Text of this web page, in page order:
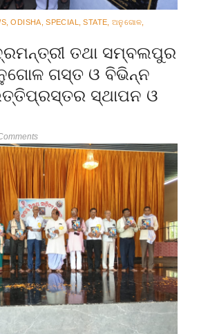
ODISHA SPECIAL STATE ଅନୁଗୋଳ
ତଥା ସମ୍ବଲପୁର
ଗସ୍ତ ଓ ବିଭିନ୍ନ
ସ୍ଥାପନ ଓ